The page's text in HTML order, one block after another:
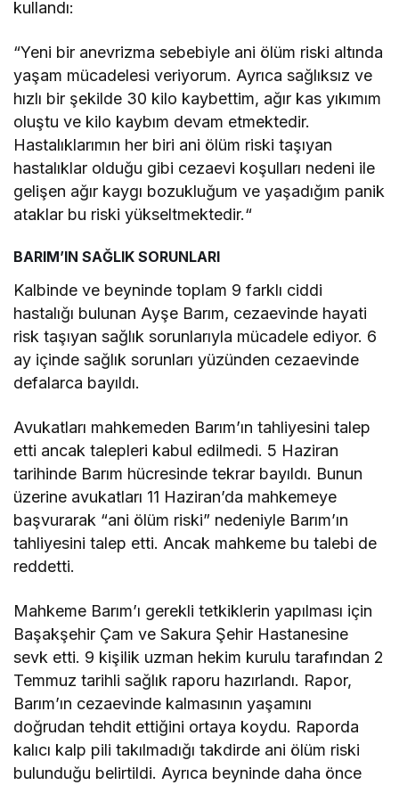
kullandı:
“Yeni bir anevrizma sebebiyle ani ölüm riski altında
yaşam mücadelesi veriyorum. Ayrıca sağlıksız ve
hızlı bir şekilde 30 kilo kaybettim, ağır kas yıkımım
oluştu ve kilo kaybım devam etmektedir.
Hastalıklarımın her biri ani ölüm riski taşıyan
hastalıklar olduğu gibi cezaevi koşulları nedeni ile
gelişen ağır kaygı bozukluğum ve yaşadığım panik
ataklar bu riski yükseltmektedir.“
BARIM’IN SAĞLIK SORUNLARI
Kalbinde ve beyninde toplam 9 farklı ciddi
hastalığı bulunan Ayşe Barım, cezaevinde hayati
risk taşıyan sağlık sorunlarıyla mücadele ediyor. 6
ay içinde sağlık sorunları yüzünden cezaevinde
defalarca bayıldı.
Avukatları mahkemeden Barım’ın tahliyesini talep
etti ancak talepleri kabul edilmedi. 5 Haziran
tarihinde Barım hücresinde tekrar bayıldı. Bunun
üzerine avukatları 11 Haziran’da mahkemeye
başvurarak “ani ölüm riski” nedeniyle Barım’ın
tahliyesini talep etti. Ancak mahkeme bu talebi de
reddetti.
Mahkeme Barım’ı gerekli tetkiklerin yapılması için
Başakşehir Çam ve Sakura Şehir Hastanesine
sevk etti. 9 kişilik uzman hekim kurulu tarafından 2
Temmuz tarihli sağlık raporu hazırlandı. Rapor,
Barım’ın cezaevinde kalmasının yaşamını
doğrudan tehdit ettiğini ortaya koydu. Raporda
kalıcı kalp pili takılmadığı takdirde ani ölüm riski
bulunduğu belirtildi. Ayrıca beyninde daha önce